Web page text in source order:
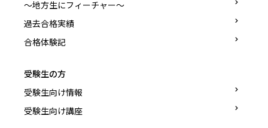
〜地方生にフィーチャー〜
過去合格実績
合格体験記
受験生の方
受験生向け情報
受験生向け講座